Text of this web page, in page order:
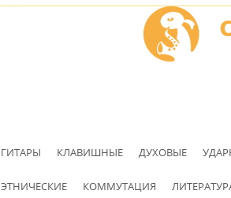
ГИТАРЫ КЛАВИШНЫЕ ДУХОВЫЕ
ЭТНИЧЕСКИЕ КОММУТАЦИЯ